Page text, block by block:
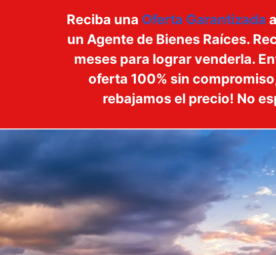
Reciba una Oferta Garantizada
un Agente de Bienes Raíces.
meses para lograr venderla.
oferta 100% sin
rebajamos el precio! No